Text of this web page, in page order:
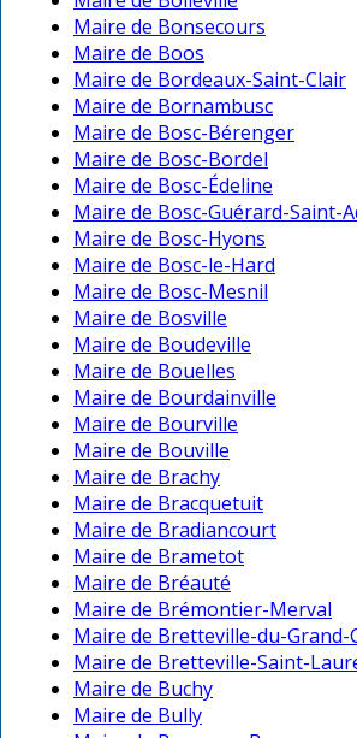
Maire de Bonsecours
Maire de Boos
Maire de Bordeaux-Saint-Clair
Maire de Bornambusc
Maire de Bosc-Bérenger
Maire de Bosc-Bordel
Maire de Bosc-Édeline
Maire de Bosc-Guérard-Saint-
Maire de Bosc-Hyons
Maire de Bosc-le-Hard
Maire de Bosc-Mesnil
Maire de Bosville
Maire de Boudeville
Maire de Bouelles
Maire de Bourdainville
Maire de Bourville
Maire de Bouville
Maire de Brachy
Maire de Bracquetuit
Maire de Bradiancourt
Maire de Brametot
Maire de Bréauté
Maire de Brémontier-Merval
Maire de Bretteville-du-Grand-
Maire de Bretteville-Saint-
Maire de Buchy
Maire de Bully